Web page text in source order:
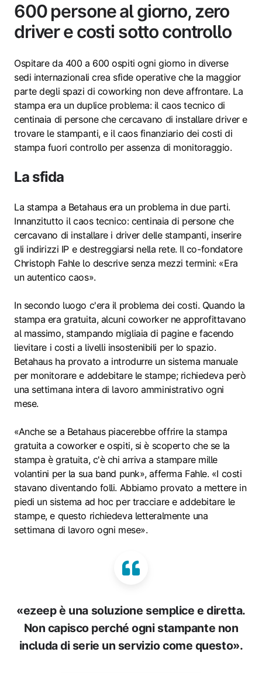
600 persone al giorno, zero
driver e costi sotto controllo
Ospitare da 400 a 600 ospiti ogni giorno in diverse
sedi internazionali crea sfide operative che la maggior
parte degli spazi di coworking non deve affrontare. La
stampa era un duplice problema: il caos tecnico di
centinaia di persone che cercavano di installare driver e
trovare le stampanti, e il caos finanziario dei costi di
stampa fuori controllo per assenza di monitoraggio.
La sfida
La stampa a Betahaus era un problema in due parti.
Innanzitutto il caos tecnico: centinaia di persone che
cercavano di installare i driver delle stampanti, inserire
gli indirizzi IP e destreggiarsi nella rete. Il co-fondatore
Christoph Fahle lo descrive senza mezzi termini: «Era
un autentico caos».
In secondo luogo c'era il problema dei costi. Quando la
stampa era gratuita, alcuni coworker ne approfittavano
al massimo, stampando migliaia di pagine e facendo
lievitare i costi a livelli insostenibili per lo spazio.
Betahaus ha provato a introdurre un sistema manuale
per monitorare e addebitare le stampe; richiedeva però
una settimana intera di lavoro amministrativo ogni
mese.
«Anche se a Betahaus piacerebbe offrire la stampa
gratuita a coworker e ospiti, si è scoperto che se la
stampa è gratuita, c'è chi arriva a stampare mille
volantini per la sua band punk», afferma Fahle. «I costi
stavano diventando folli. Abbiamo provato a mettere in
piedi un sistema ad hoc per tracciare e addebitare le
stampe, e questo richiedeva letteralmente una
settimana di lavoro ogni mese».
«ezeep è una soluzione semplice e diretta.
Non capisco perché ogni stampante non
includa di serie un servizio come questo».